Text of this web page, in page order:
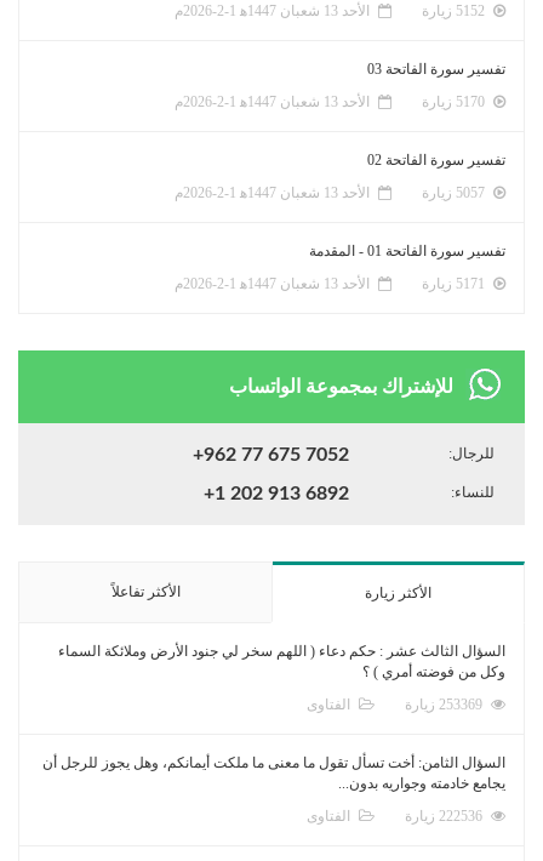
الأحد 13 شعبان 1447ﻫ 1-2-2026م
تفسير سورة الفاتحة 03
الأحد 13 شعبان 1447ﻫ 1-2-2026م
تفسير سورة الفاتحة 02
الأحد 13 شعبان 1447ﻫ 1-2-2026م
تفسير سورة الفاتحة 01 - المقدمة
الأحد 13 شعبان 1447ﻫ 1-2-2026م
للإشتراك بمجموعة الواتساب
للرجال: +962 77 675 7052
للنساء: +1 202 913 6892
الأكثر زيارة الأكثر تفاعلاً
السؤال الثالث عشر : حكم دعاء ( اللهم سخر لي جنود الأرض وملائكة السماء
وكل من فوضته أمري ) ؟
الفتاوى
السؤال الثامن: أخت تسأل تقول ما معنى ما ملكت أيمانكم، وهل يجوز للرجل أن
يجامع خادمته وجواريه بدون...
الفتاوى